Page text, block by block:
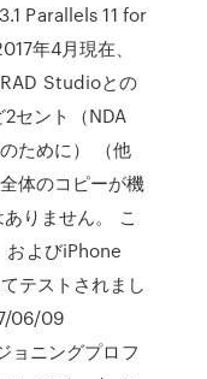
Parallels 11 for
年4月現在、
Studioとの
セント（NDA
ために） （他
体のコピーが機
りません。 こ
よびiPhone
テストされまし
06/09
ニングプロフ